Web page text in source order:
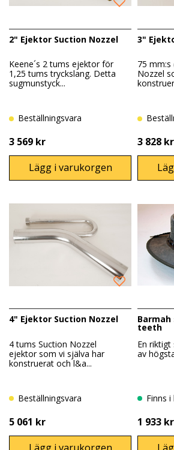
2" Ejektor Suction Nozzel
Keene´s 2 tums ejektor för
1,25 tums tryckslang. Detta
sugmunstyck...
Beställningsvara
3 569 kr
Lägg i varukorgen
3"
75 mm:s
Nozzel
3 828 kr
4" Ejektor Suction Nozzel
4 tums Suction Nozzel
ejektor som vi själva har
konstruerat och l&a...
Beställningsvara
5 061 kr
teeth
En
av
Finns
1 933 kr